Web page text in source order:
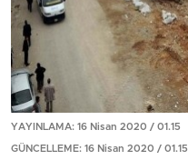
YAYINLAMA: 16 Nisan 2020 / 01.15
GÜNCELLEME: 16 Nisan 2020 / 01.15